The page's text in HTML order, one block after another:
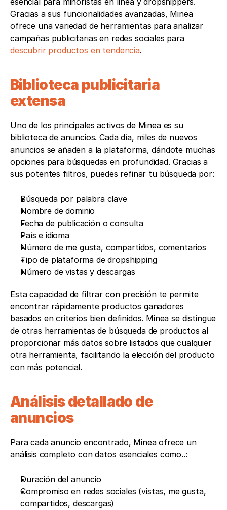
Gracias a sus funcionalidades avanzadas, Minea
ofrece una variedad de herramientas para analizar
campañas publicitarias en redes sociales para
descubrir productos en tendencia.
Biblioteca publicitaria
extensa
Uno de los principales activos de Minea es su
biblioteca de anuncios. Cada día, miles de nuevos
anuncios se añaden a la plataforma, dándote muchas
opciones para búsquedas en profundidad. Gracias a
sus potentes filtros, puedes refinar tu búsqueda por:
Búsqueda por palabra clave
Nombre de dominio
Fecha de publicación o consulta
País e idioma
Número de me gusta, compartidos, comentarios
Tipo de plataforma de dropshipping
Número de vistas y descargas
Esta capacidad de filtrar con precisión te permite
encontrar rápidamente productos ganadores
basados en criterios bien definidos. Minea se distingue
de otras herramientas de búsqueda de productos al
proporcionar más datos sobre listados que cualquier
otra herramienta, facilitando la elección del producto
con más potencial.
Análisis detallado de
anuncios
Para cada anuncio encontrado, Minea ofrece un
análisis completo con datos esenciales como..:
Duración del anuncio
Compromiso en redes sociales (vistas, me gusta,
compartidos, descargas)